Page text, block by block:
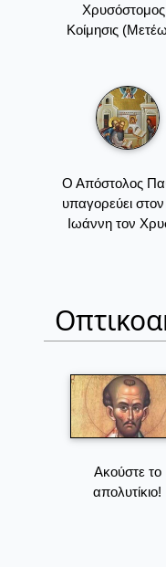
Κοίμησις
Ο Απόστολος
υπαγορεύει στον
Ιωάννη τον
Ακούστε το
απολυτίκιο!